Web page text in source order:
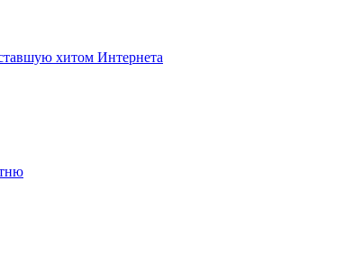
хитом Интернета